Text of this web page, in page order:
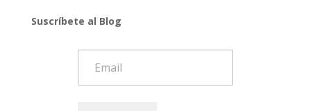
Suscríbete al Blog